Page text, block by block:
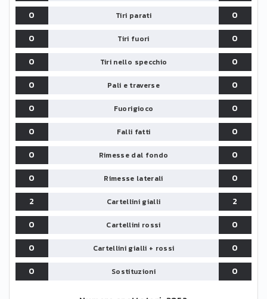
0 Tiri parati
0
0
Tiri fuori
0
0
Tiri nello specchio
0
0
Pali e traverse
0
0
Fuorigioco
0
0
Falli fatti
0
0
Rimesse dal fondo
0
0
Rimesse laterali
0
2
Cartellini gialli
2
0
Cartellini rossi
0
0
Cartellini gialli + rossi
0
0
Sostituzioni 0